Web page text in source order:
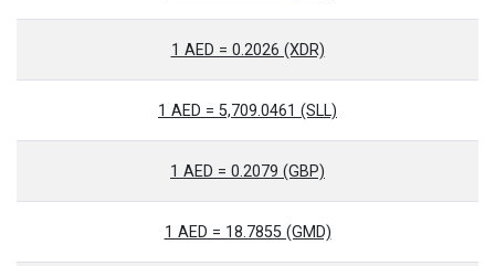
1 AED = 0.2026 (XDR)
1 AED = 5,709.0461 (SLL)
1 AED = 0.2079 (GBP)
1 AED = 18.7855 (GMD)